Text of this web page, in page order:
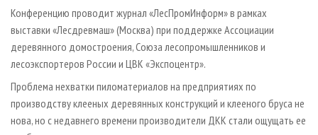
Конференцию проводит журнал «ЛесПромИнформ» в рамках
выставки «Лесдревмаш» (Москва) при поддержке Ассоциации
деревянного домостроения, Союза лесопромышленников и
лесоэкспортеров России и ЦВК «Экспоцентр».
Проблема нехватки пиломатериалов на предприятиях по
производству клееных деревянных конструкций и клееного бруса не
нова, но с недавнего времени производители ДКК стали ощущать ее